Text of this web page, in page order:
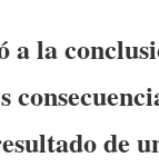
a la
de